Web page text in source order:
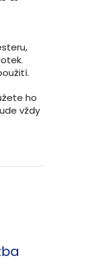
ho
vždy